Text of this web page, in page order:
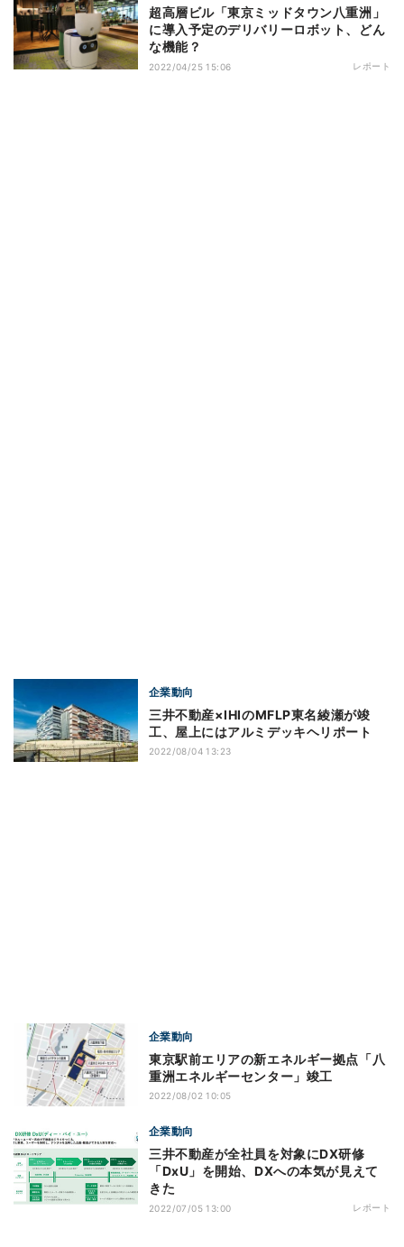
超高層ビル「東京ミッドタウン八重洲」
に導入予定のデリバリーロボット、どん
な機能？
2022/04/25 15:06 レポート
企業動向
三井不動産×IHIのMFLP東名綾瀬が竣
工、屋上にはアルミデッキヘリポート
2022/08/04 13:23
企業動向
東京駅前エリアの新エネルギー拠点「八
重洲エネルギーセンター」竣工
2022/08/02 10:05
企業動向
三井不動産が全社員を対象にDX研修
「DxU」を開始、DXへの本気が見えて
きた
2022/07/05 13:00 レポート